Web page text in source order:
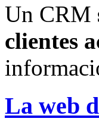
Un CRM
clientes
La web